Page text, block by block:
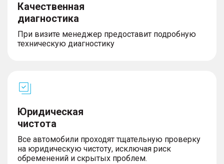
Качественная
диагностика
При визите менеджер предоставит подробную
техническую диагностику
Юридическая
чистота
Все автомобили проходят тщательную проверку
на юридическую чистоту, исключая риск
обременений и скрытых проблем.